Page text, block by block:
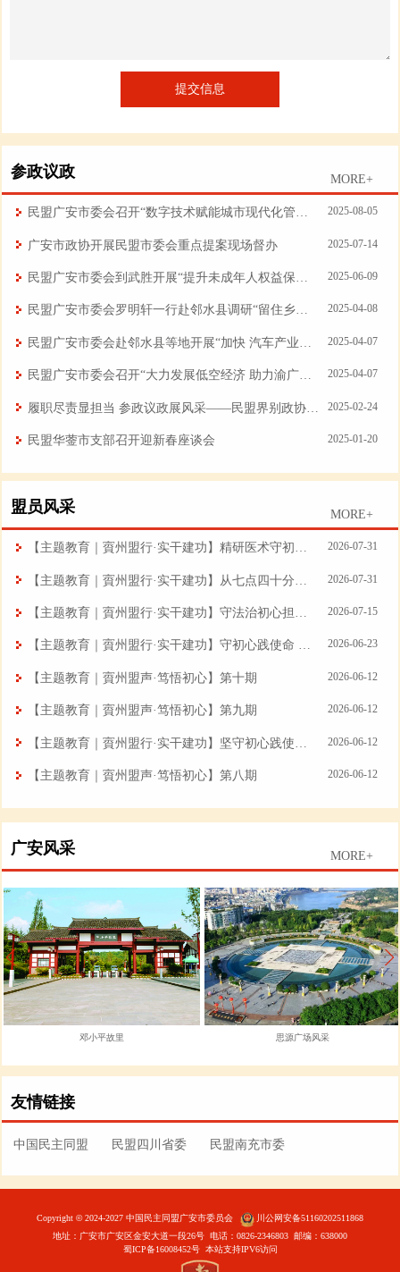
参政议政 MORE+
民盟广安市委会召开“数字技术赋能城市现代化管理”课题调研开题会 2025-08-05
广安市政协开展民盟市委会重点提案现场督办 2025-07-14
民盟广安市委会到武胜开展“提升未成年人权益保护和预防犯罪治理水平”课题调研 2025-06-09
民盟广安市委会罗明轩一行赴邻水县调研“留住乡愁行动”开展情况 2025-04-08
民盟广安市委会赴邻水县等地开展“加快 汽车产业核心零部件发展与重庆协同发展智能网联汽车”课题调研 2025-04-07
民盟广安市委会召开“大力发展低空经济 助力渝广文旅深度融合发展” 课题调研座谈会 2025-04-07
履职尽责显担当 参政议政展风采——民盟界别政协委员积极建言献策共谋发展 2025-02-24
民盟华蓥市支部召开迎新春座谈会 2025-01-20
盟员风采 MORE+
【主题教育｜賨州盟行·实干建功】精研医术守初心 履职担当践使命——记民盟盟员、武胜县中医医院普外科主治医师陈旭 2026-07-31
【主题教育｜賨州盟行·实干建功】从七点四十分的坚守到曲艺课堂的传承——记民盟盟员、岳池县东湖幼儿园教师张丽华 2026-07-31
【主题教育｜賨州盟行·实干建功】守法治初心担公益使命 以律者仁心护民生安宁——记民盟盟员、四川丘山律师事务所律师钟含星 2026-07-15
【主题教育｜賨州盟行·实干建功】守初心践使命 实干担当展风采——记民盟盟员、四川嘉陵江桐子壕航电开发有限公司水工专责工程师蒋勇 2026-06-23
【主题教育｜賨州盟声·笃悟初心】第十期 2026-06-12
【主题教育｜賨州盟声·笃悟初心】第九期 2026-06-12
【主题教育｜賨州盟行·实干建功】坚守初心践使命 实干担当展风采——记民盟盟员、广安振兴车业园区董事长陈桂华 2026-06-12
【主题教育｜賨州盟声·笃悟初心】第八期 2026-06-12
广安风采 MORE+
邓小平故里 思源广场风采
友情链接
中国民主同盟 民盟四川省委 民盟南充市委
Copyright©2024-2027 中国民主同盟广安市委员会
川公网安备51160202511868
地址：广安市广安区金安大道一段26号 电话：0826-2346803 邮编：638000
蜀ICP备16008452号本站支持IPV6访问